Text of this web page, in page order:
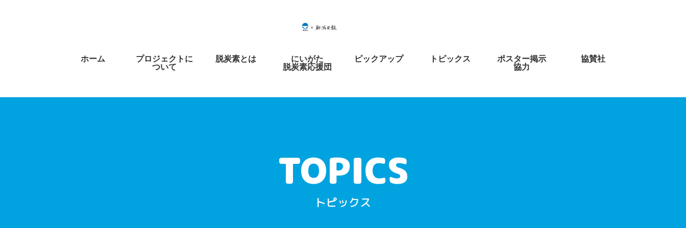
ホーム
プロジェクトに
ついて
脱炭素とは
にいがた
脱炭素応援団
ピックアップ トピックス
ポスター掲示
協力
協賛社
トピックス